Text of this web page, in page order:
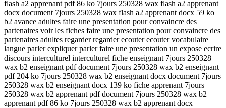
flash a2 apprenant pdf 86 ko 7jours 250328 wax flash a2 apprenant
docx document 7jours 250328 wax flash a2 apprenant docx 59 ko
b2 avance adultes faire une presentation pour convaincre des
partenaires voir les fiches faire une presentation pour convaincre des
partenaires adultes regarder regarder ecouter ecouter vocabulaire
langue parler expliquer parler faire une presentation un expose ecrire
discours interculturel interculturel fiche enseignant 7jours 250328
wax b2 enseignant pdf document 7jours 250328 wax b2 enseignant
pdf 204 ko 7jours 250328 wax b2 enseignant docx document 7jours
250328 wax b2 enseignant docx 139 ko fiche apprenant 7jours
250328 wax b2 apprenant pdf document 7jours 250328 wax b2
apprenant pdf 86 ko 7jours 250328 wax b2 apprenant docx